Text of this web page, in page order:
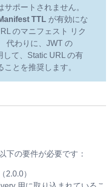
ポートされません。
TTL が有効にな
のマニフェスト リク
代わりに、JWT の
して、Static URL の有
とを推奨します。
下の要件が必要です：
2.0.0）